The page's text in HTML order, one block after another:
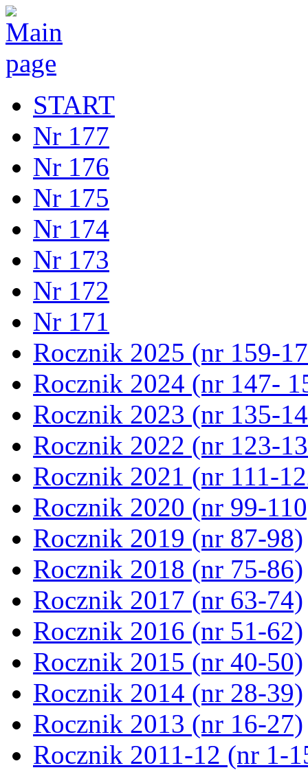
START
Nr 177
Nr 176
Nr 175
Nr 174
Nr 173
Nr 172
Nr 171
Rocznik 2025 (nr 159-
Rocznik 2024 (nr 147-
Rocznik 2023 (nr 135-
Rocznik 2022 (nr 123-
Rocznik 2021 (nr 111-
Rocznik 2020 (nr 99-
Rocznik 2019 (nr 87-98)
Rocznik 2018 (nr 75-86)
Rocznik 2017 (nr 63-74)
Rocznik 2016 (nr 51-62)
Rocznik 2015 (nr 40-50)
Rocznik 2014 (nr 28-39)
Rocznik 2013 (nr 16-27)
Rocznik 2011-12 (nr 1-